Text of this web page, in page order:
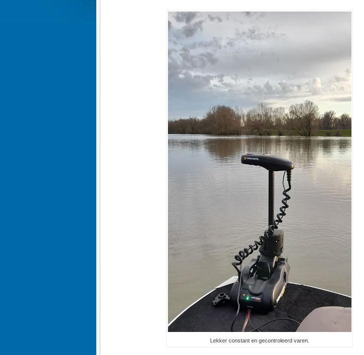
Lekker constant en gecontroleerd varen.